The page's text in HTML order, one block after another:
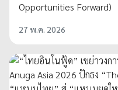
Opportunities Forward)
27 พ.ค. 2026